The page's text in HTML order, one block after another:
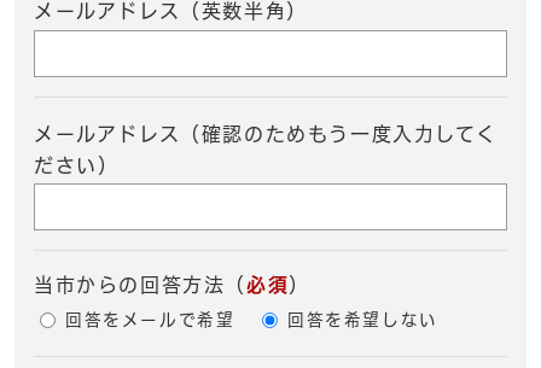
メールアドレス（英数半角）
メールアドレス（確認のためもう一度入力してく
ださい）
当市からの回答方法 （ 必須）
回答をメールで希望 回答を希望しない